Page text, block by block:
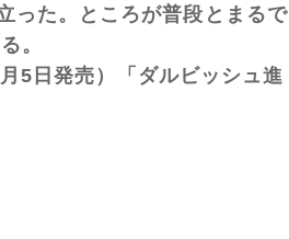
った。ところが普段とまるで
。
5日発売）「ダルビッシュ進